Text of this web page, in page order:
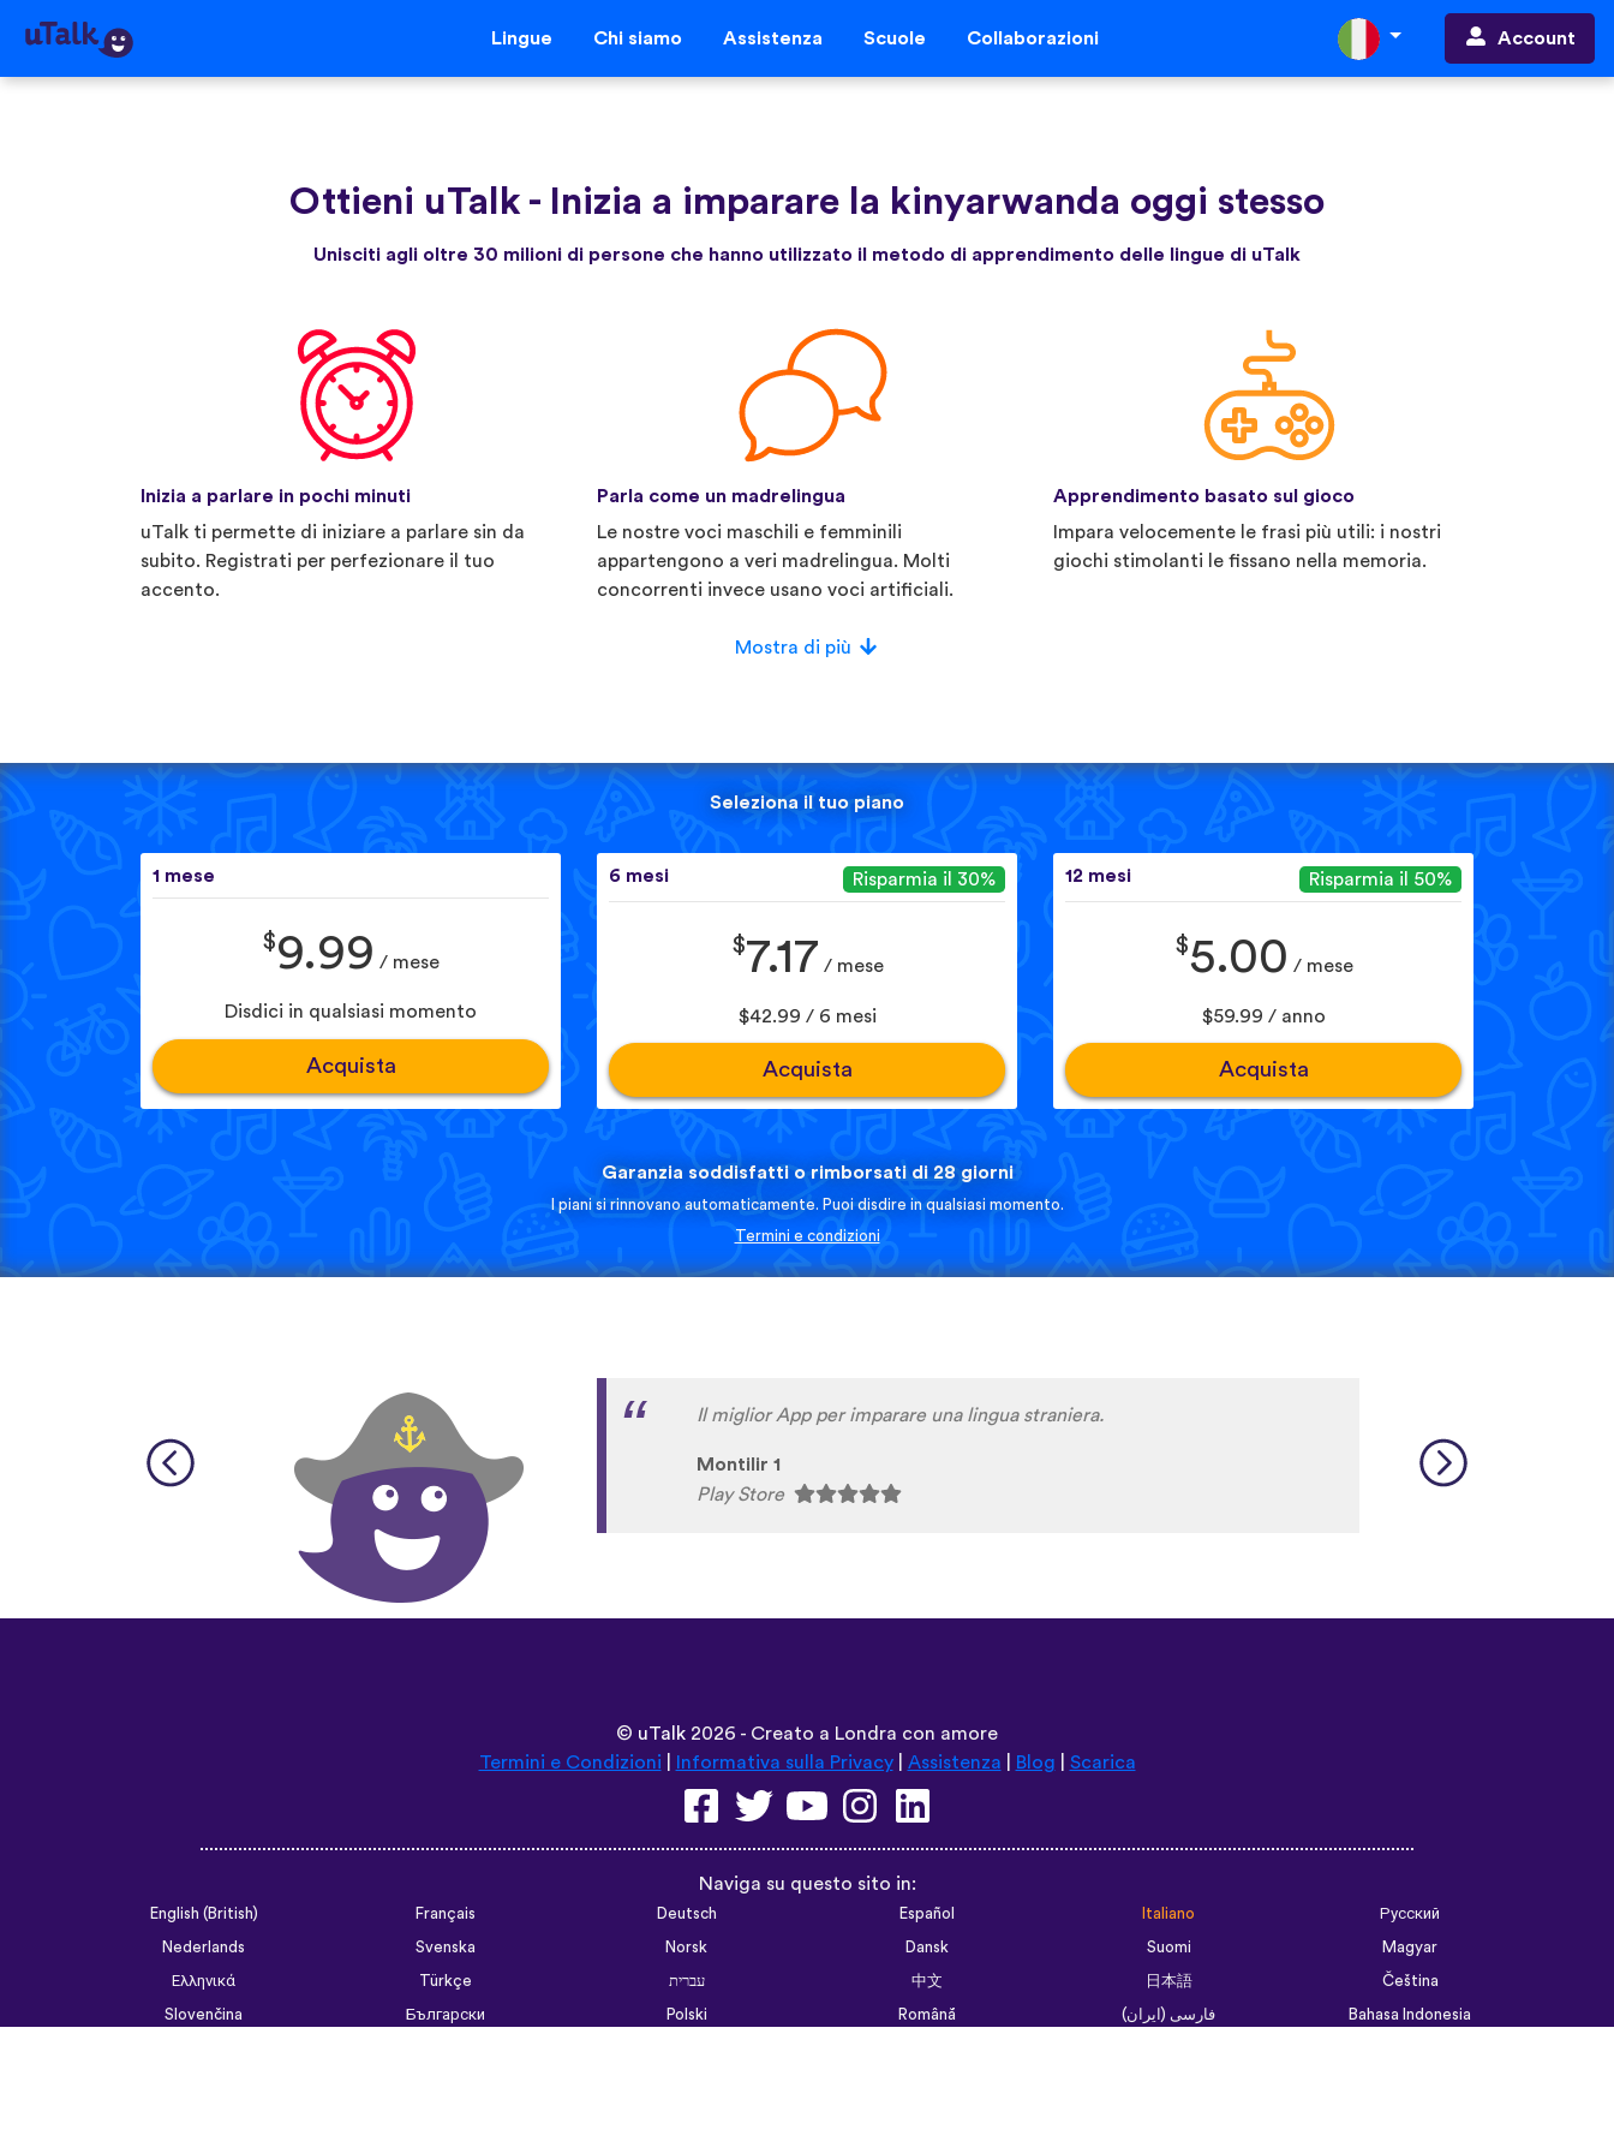
Lingue Chi siamo Assistenza Scuole Collaborazioni Account
Ottieni uTalk - Inizia a imparare la kinyarwanda oggi stesso
Unisciti agli oltre 30 milioni di persone che hanno utilizzato il metodo di apprendimento delle lingue di uTalk
Inizia a parlare in pochi minuti
uTalk ti permette di iniziare a parlare sin da
subito. Registrati per perfezionare il tuo
accento.
Parla come un madrelingua
Le nostre voci maschili e femminili
appartengono a veri madrelingua. Molti
concorrenti invece usano voci artificiali.
Apprendimento basato sul gioco
Impara velocemente le frasi più utili: i nostri
giochi stimolanti le fissano nella memoria.
Mostra di più
Seleziona il tuo piano
1 mese
$9.99 / mese
Disdici in qualsiasi momento
Acquista
6 mesi Risparmia il 30%
$7.17 / mese
$42.99 / 6 mesi
Acquista
12 mesi Risparmia il 50%
$5.00 / mese
$59.99 / anno
Acquista
Garanzia soddisfatti o rimborsati di 28 giorni
I piani si rinnovano automaticamente. Puoi disdire in qualsiasi momento.
Termini e condizioni
molto interattiva, piacevole, didattica!
italo usai
Play Store
Naviga su questo sito in:
English (British) Français Deutsch Español Italiano
Русский
Norsk Dansk
Ελληνικά
Türkçe עברית 中文 日本語
Čeština
Slovenčina
Български Polski Română فارسی (ایران)
Bahasa Indonesia
ไทย
Tiếng Việt 한국어 Português do Brasil Українська
العربية الرسمية الحديثة
Монгол
Azərbaycan dili